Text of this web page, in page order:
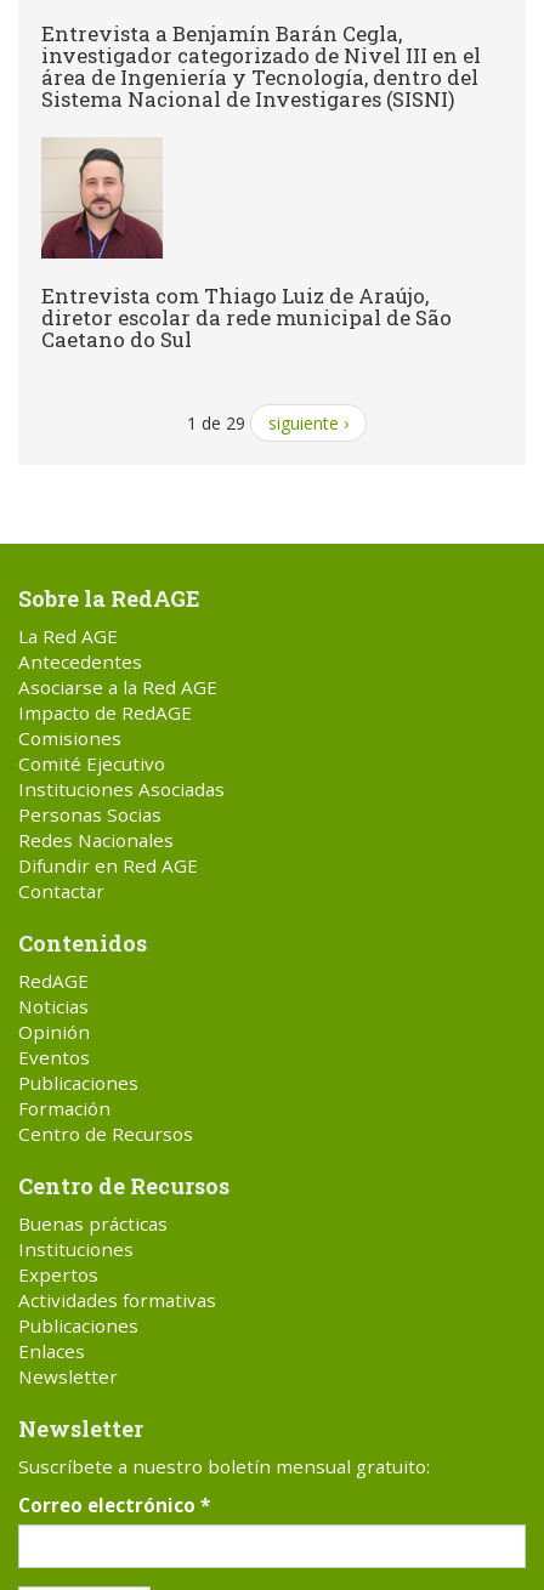
Entrevista a Benjamín Barán Cegla,
investigador categorizado de Nivel III en el
área de Ingeniería y Tecnología, dentro del
Sistema Nacional de Investigares (SISNI)
Entrevista com Thiago Luiz de Araújo,
diretor escolar da rede municipal de São
Caetano do Sul
1 de 29 siguiente ›
Sobre la RedAGE
La Red AGE
Antecedentes
Asociarse a la Red AGE
Impacto de RedAGE
Comisiones
Comité Ejecutivo
Instituciones Asociadas
Personas Socias
Redes Nacionales
Difundir en Red AGE
Contactar
Contenidos
RedAGE
Noticias
Opinión
Eventos
Publicaciones
Formación
Centro de Recursos
Centro de Recursos
Buenas prácticas
Instituciones
Expertos
Actividades formativas
Publicaciones
Enlaces
Newsletter
Newsletter
Suscríbete a nuestro boletín mensual gratuito:
Correo electrónico *